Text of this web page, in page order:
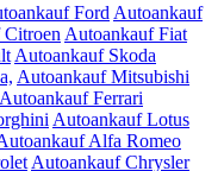
Ford Autoankauf
Autoankauf Fiat
Autoankauf Skoda
Autoankauf Mitsubishi
Autoankauf Ferrari
Autoankauf Lotus
Alfa Romeo
Autoankauf Chrysler